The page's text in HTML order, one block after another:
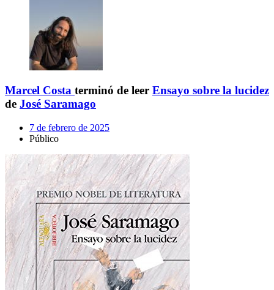
Marcel Costa terminó de leer Ensayo sobre la lucidez
de José Saramago
7 de febrero de 2025
Público